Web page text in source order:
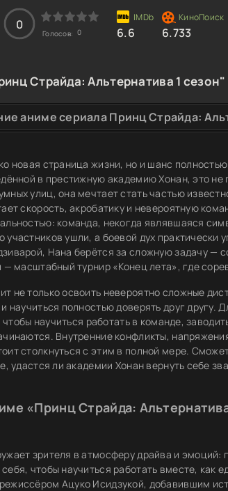
0
Голосов: 0 6.6 6.733
Страйда: Альтернатива 1
аниме сериала Принц Страйда:
новая страница жизни, но и шанс
в престижную академию Хонан, это не
улиц, она мечтает стать частью
скорость, акробатику и невероятную
команда, некогда являвшаяся
участников ушли, а боевой дух практически
Нана берётся за сложную задачу —
— масштабный турнир «Конец лета», где
не только освоить невероятно сложные
научиться полностью доверять друг другу.
научиться работать в команде,
Внутренние конфликты,
столкнуться с этим в полной мере.
удастся ли академии Хонан вернуть себе
«Принц Страйда:
зрителя в атмосферу драйва и эмоций:
чтобы научиться работать вместе, как
Ацуко Исидзукой, добавившим